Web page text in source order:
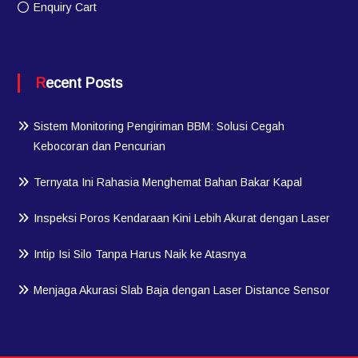
Enquiry Cart
Recent Posts
Sistem Monitoring Pengiriman BBM: Solusi Cegah
Kebocoran dan Pencurian
Ternyata Ini Rahasia Menghemat Bahan Bakar Kapal
Inspeksi Poros Kendaraan Kini Lebih Akurat dengan Laser
Intip Isi Silo Tanpa Harus Naik ke Atasnya
Menjaga Akurasi Slab Baja dengan Laser Distance Sensor